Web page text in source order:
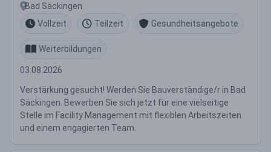
Bad Säckingen
Vollzeit
Teilzeit Gesundheitsangebote
Weiterbildungen
03.08.2026
Verstärkung gesucht! Werden Sie Bauverständige/r in Bad
Säckingen. Bewerben Sie sich jetzt für eine vielseitige
Stelle im Facility Management mit flexiblen Arbeitszeiten
und einem engagierten Team.